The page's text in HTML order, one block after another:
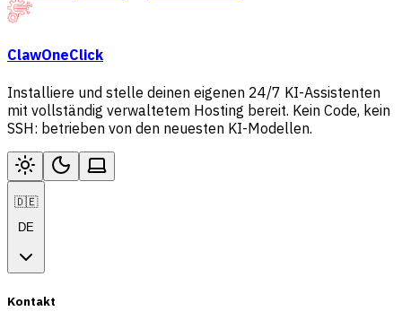
ClawOneClick
Installiere und stelle deinen eigenen 24/7 KI-Assistenten
mit vollständig verwaltetem Hosting bereit. Kein Code, kein
SSH: betrieben von den neuesten KI-Modellen.
🇩🇪
DE
Kontakt